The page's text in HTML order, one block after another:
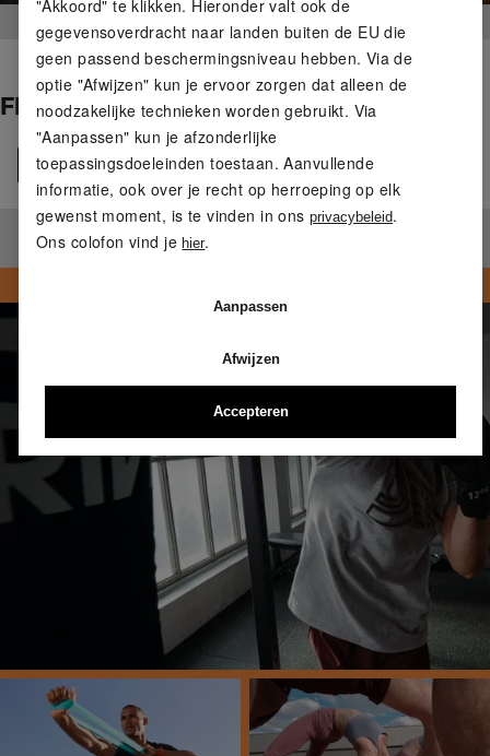
FITNESSKLEDING
Alle
Geen producten gevonden.
"Akkoord" te klikken. Hieronder valt ook de
gegevensoverdracht naar landen buiten de EU die
geen passend beschermingsniveau hebben. Via de
optie "Afwijzen" kun je ervoor zorgen dat alleen de
noodzakelijke technieken worden gebruikt. Via
"Aanpassen" kun je afzonderlijke
toepassingsdoeleinden toestaan. Aanvullende
informatie, ook over je recht op herroeping op elk
gewenst moment, is te vinden in onsprivacybeleid.
Ons colofon vind je hier.
Aanpassen
Afwijzen
Accepteren